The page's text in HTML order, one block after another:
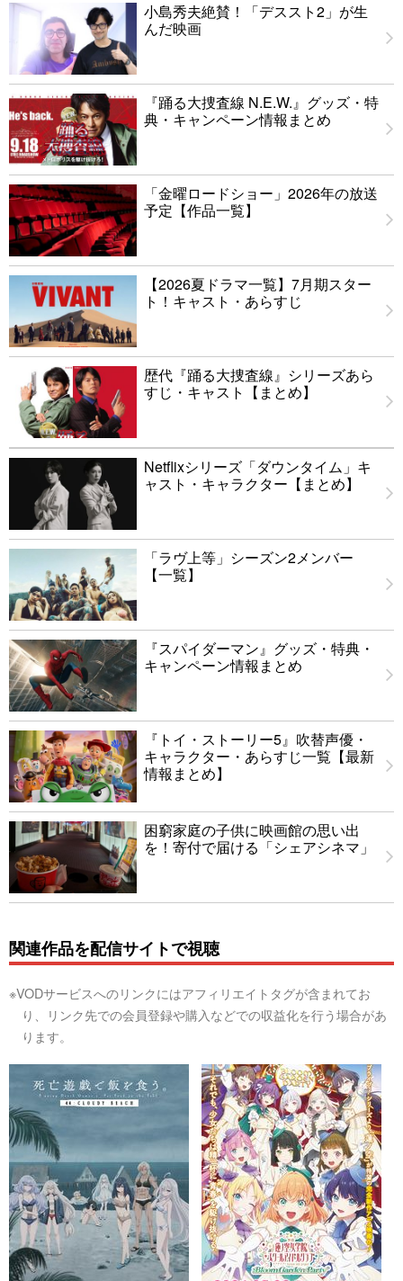
小島秀夫絶賛！「デススト2」が生
んだ映画
『踊る大捜査線 N.E.W.』グッズ・特
典・キャンペーン情報まとめ
「金曜ロードショー」2026年の放送
予定【作品一覧】
【2026夏ドラマ一覧】7月期スター
ト！キャスト・あらすじ
歴代『踊る大捜査線』シリーズあら
すじ・キャスト【まとめ】
Netflixシリーズ「ダウンタイム」キ
ャスト・キャラクター【まとめ】
「ラヴ上等」シーズン2メンバー
【一覧】
『スパイダーマン』グッズ・特典・
キャンペーン情報まとめ
『トイ・ストーリー5』吹替声優・
キャラクター・あらすじ一覧【最新
情報まとめ】
困窮家庭の子供に映画館の思い出
を！寄付で届ける「シェアシネマ」
関連作品を配信サイトで視聴
※VODサービスへのリンクにはアフィリエイトタグが含まれてお
り、リンク先での会員登録や購入などでの収益化を行う場合があ
ります。